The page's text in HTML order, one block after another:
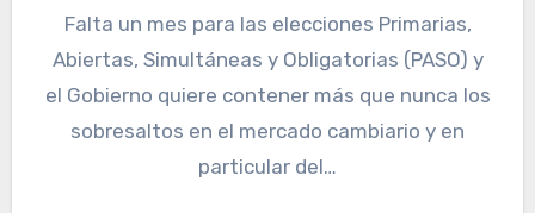
Falta un mes para las elecciones Primarias,
Abiertas, Simultáneas y Obligatorias (PASO) y
el Gobierno quiere contener más que nunca los
sobresaltos en el mercado cambiario y en
particular del…